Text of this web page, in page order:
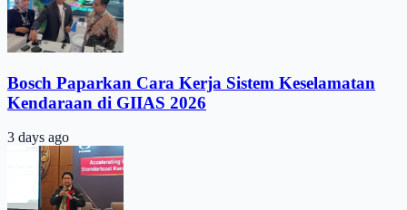
Bosch Paparkan Cara Kerja Sistem Keselamatan
Kendaraan di GIIAS 2026
3 days ago